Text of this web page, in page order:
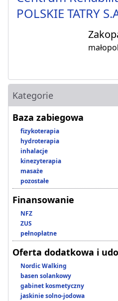
POLSKIE TATRY
Kategorie
Baza zabiegowa
fizykoterapia
hydroterapia
inhalacje
kinezyterapia
masaże
pozostałe
Finansowanie
NFZ
ZUS
pełnopłatne
Oferta dodatkowa i
Nordic Walking
basen solankowy
gabinet kosmetyczny
jaskinie solno-jodowa